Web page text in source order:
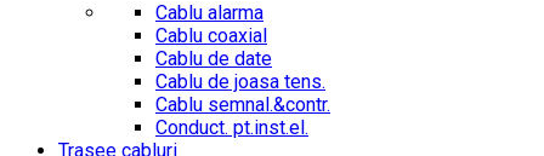
Cablu alarma
Cablu coaxial
Cablu de date
Cablu de joasa tens.
Cablu semnal.&contr.
Conduct. pt.inst.el.
Trasee cabluri